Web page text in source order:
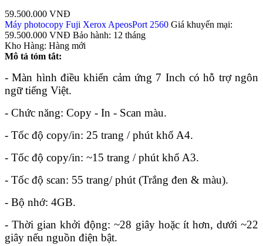
59.500.000 VNĐ
Máy photocopy Fuji Xerox ApeosPort 2560 Giá khuyến mại:
59.500.000 VNĐ Bảo hành: 12 tháng
Kho Hàng: Hàng mới
Mô tả tóm tắt:
- Màn hình điều khiển cảm ứng 7 Inch có hỗ trợ ngôn
ngữ tiếng Việt.
- Chức năng: Copy - In - Scan màu.
- Tốc độ copy/in: 25 trang / phút khổ A4.
- Tốc độ copy/in: ~15 trang / phút khổ A3.
- Tốc độ scan: 55 trang/ phút (Trắng đen & màu).
- Bộ nhớ: 4GB.
- Thời gian khởi động: ~28 giây hoặc ít hơn, dưới ~22
giây nếu nguồn điện bật.